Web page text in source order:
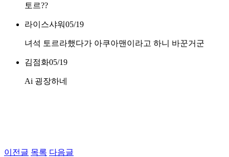
토르??
라이스샤워05/19
녀석 토르라했다가 아쿠아맨이라고 하니 바꾼거군
김점화05/19
Ai 굉장하네
이전글 목록 다음글